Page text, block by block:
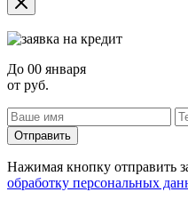
До 00 января
от руб.
Отправить
Нажимая кнопку отправить
обработку персональных